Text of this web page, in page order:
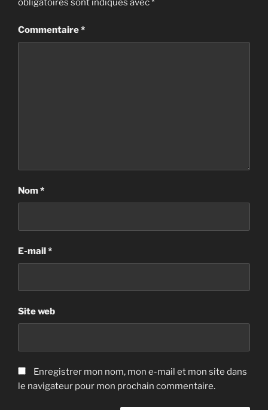
obligatoires sont indiqués avec*
Commentaire*
Nom*
E-mail*
Site web
Enregistrer mon nom, mon e-mail et mon site dans
le navigateur pour mon prochain commentaire.